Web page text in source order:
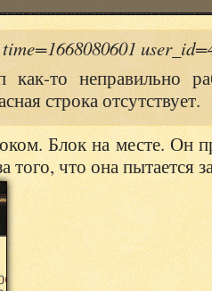
как-то неправильно
строка отсутствует.
Блок на месте. Он
того, что она пытается